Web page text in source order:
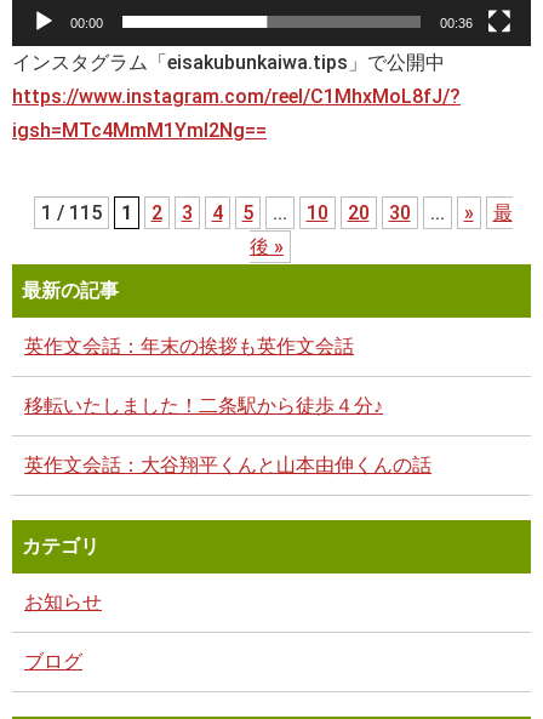
00:00 00:36
インスタグラム「eisakubunkaiwa.tips」で公開中
https://www.instagram.com/reel/C1MhxMoL8fJ/?
igsh=MTc4MmM1YmI2Ng==
1 / 115 1 2 3 4 5 ... 10 20 30 ... »
最
後 »
最新の記事
英作文会話：年末の挨拶も英作文会話
移転いたしました！二条駅から徒歩４分♪
英作文会話：大谷翔平くんと山本由伸くんの話
カテゴリ
お知らせ
ブログ